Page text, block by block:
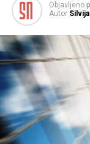
Objavljeno
Autor